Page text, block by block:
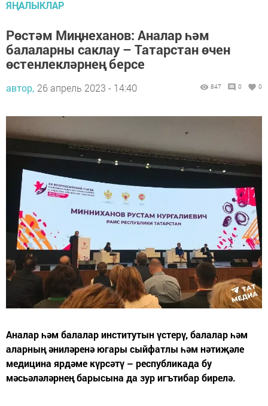
ЯҢАЛЫКЛАР
Рөстәм Миңнеханов: Аналар һәм
балаларны саклау – Татарстан өчен
өстенлекләрнең берсе
автор, 26 апрель 2023 - 14:40 847 0 0
Аналар һәм балалар институтын үстерү, балалар һәм
аларның әниләренә югары сыйфатлы һәм нәтиҗәле
медицина ярдәме күрсәтү – республикада бу
мәсьәләләрнең барысына да зур игътибар бирелә.